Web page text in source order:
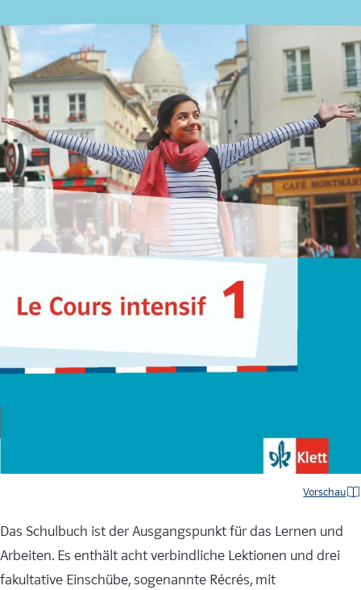
Vorschau
Das Schulbuch ist der Ausgangspunkt für das Lernen und
Arbeiten. Es enthält acht verbindliche Lektionen und drei
fakultative Einschübe, sogenannte Récrés, mit